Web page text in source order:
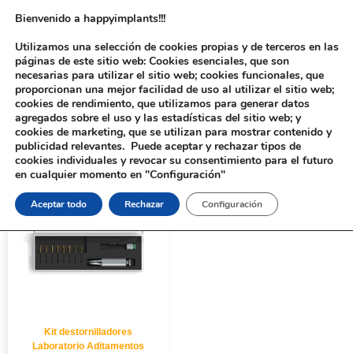
Inicio/ Productos etiquetados “IDSTKITLAB”
Kit destornilladores
Laboratorio Aditamentos
Bienvenido a happyimplants!!!
Utilizamos una selección de cookies propias y de terceros en las
páginas de este sitio web: Cookies esenciales, que son
necesarias para utilizar el sitio web; cookies funcionales, que
proporcionan una mejor facilidad de uso al utilizar el sitio web;
cookies de rendimiento, que utilizamos para generar datos
agregados sobre el uso y las estadísticas del sitio web; y
cookies de marketing, que se utilizan para mostrar contenido y
publicidad relevantes. Puede aceptar y rechazar tipos de
cookies individuales y revocar su consentimiento para el futuro
en cualquier momento en "Configuración"
Aceptar todo Rechazar Configuración